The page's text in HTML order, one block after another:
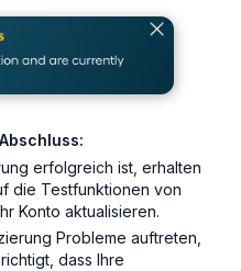
erfolgreich ist, erhalten
die Testfunktionen von
Konto aktualisieren.
Probleme auftreten,
dass Ihre